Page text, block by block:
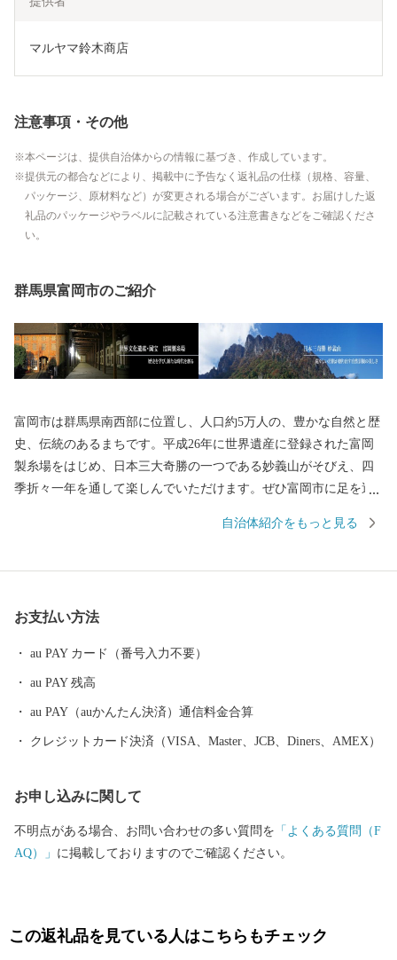
マルヤマ鈴木商店
注意事項・その他
本ページは、提供自治体からの情報に基づき、作成しています。
提供元の都合などにより、掲載中に予告なく返礼品の仕様（規格、容量、
パッケージ、原材料など）が変更される場合がございます。お届けした返
礼品のパッケージやラベルに記載されている注意書きなどをご確認くださ
い。
群馬県富岡市のご紹介
富岡市は群馬県南西部に位置し、人口約5万人の、豊かな自然と歴
史、伝統のあるまちです。平成26年に世界遺産に登録された富岡
製糸場をはじめ、日本三大奇勝の一つである妙義山がそびえ、四
季折々一年を通して楽しんでいただけます。ぜひ富岡市に足を運
自治体紹介をもっと見る
お支払い方法
au PAY カード（番号入力不要）
au PAY 残高
au PAY（auかんたん決済）通信料金合算
クレジットカード決済（VISA、Master、JCB、Diners、AMEX）
お申し込みに関して
不明点がある場合、お問い合わせの多い質問を 「よくある質問（F
AQ）」 に掲載しておりますのでご確認ください。
この返礼品を見ている人はこちらもチェック